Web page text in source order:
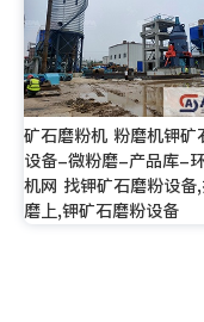
矿石磨粉机 粉磨机钾矿
设备-微粉磨-产品库-
机网 找钾矿石磨粉设备
磨上,钾矿石磨粉设备